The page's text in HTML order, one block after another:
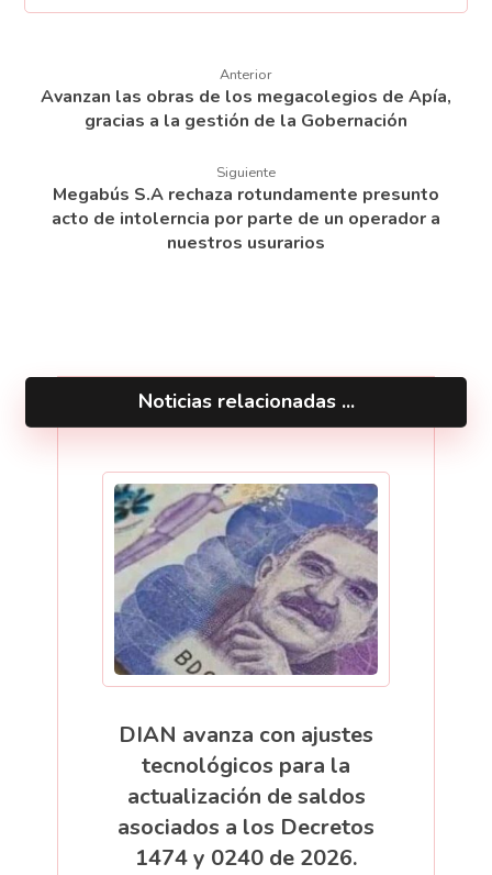
Anterior
Avanzan las obras de los megacolegios de Apía,
gracias a la gestión de la Gobernación
Siguiente
Megabús S.A rechaza rotundamente presunto
acto de intolerncia por parte de un operador a
nuestros usurarios
Noticias relacionadas ...
DIAN avanza con ajustes
tecnológicos para la
actualización de saldos
asociados a los Decretos
1474 y 0240 de 2026.